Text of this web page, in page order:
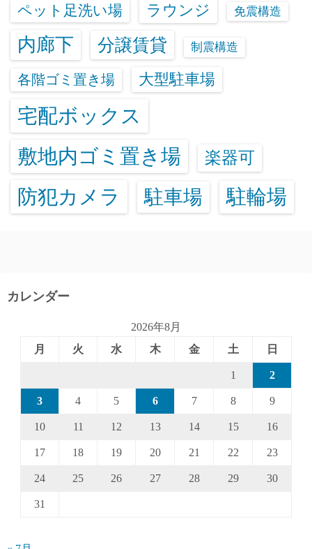
ペット足洗い場 ラウンジ 免震構造
内廊下 分譲賃貸 制震構造
各階ゴミ置き場 大型駐車場
宅配ボックス
敷地内ゴミ置き場
楽器可
防犯カメラ 駐車場 駐輪場
カレンダー
2026年8月
月
火 水 木 金 土 日
1 2
3 4 5 6 7 8 9
10 11 12 13 14 15 16
17 18 19 20 21 22 23
24 25 26 27 28 29 30
31